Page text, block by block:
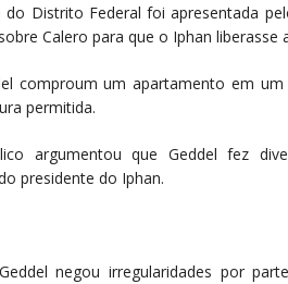
do Distrito Federal foi apresentada
Calero para que o Iphan liberasse
comproum um apartamento em
permitida.
argumentou que Geddel fez
presidente do Iphan.
negou irregularidades por